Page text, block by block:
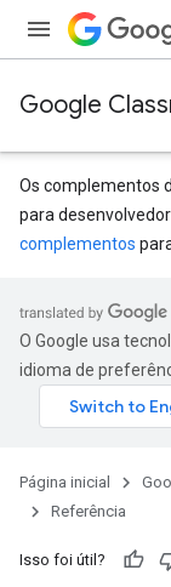
Google
Os complementos
para
complementos
O Google usa
idioma de
Página inicial
Referência
Isso foi útil?